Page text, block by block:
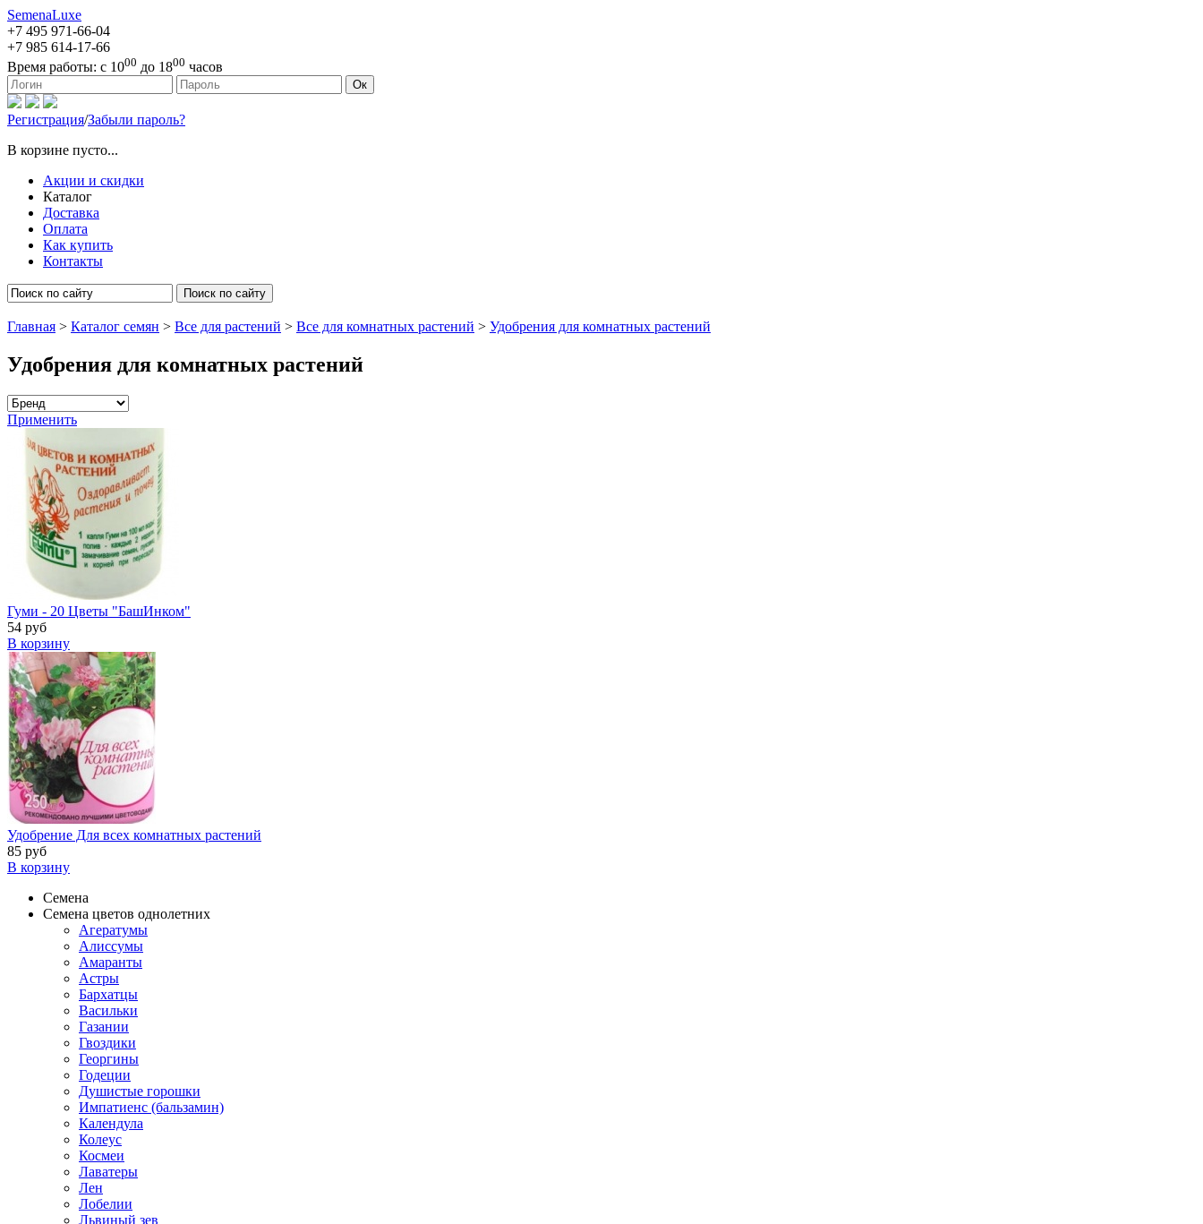
SemenaLuxe
+7 495 971-66-04
+7 985 614-17-66
Время работы: с 1000 до 1800 часов
127473, г. Москва, ул. Краснопролетарская, д. 16, стр. 1 Ок
Регистрация/Забыли пароль?
В корзине пусто...
Акции и скидки
Каталог
Доставка
Оплата
Как купить
Контакты
Поиск по сайту
Главная > Каталог семян > Все для растений > Все для комнатных растений > Удобрения для комнатных растений
Удобрения для комнатных растений
Применить
Гуми - 20 Цветы "БашИнком"
54 руб
В корзину
Удобрение Для всех комнатных растений
85 руб
В корзину
Семена
Семена цветов однолетних
Агератумы
Алиссумы
Амаранты
Астры
Бархатцы
Васильки
Газании
Гвоздики
Георгины
Годеции
Душистые горошки
Импатиенс (бальзамин)
Календула
Колеус
Космеи
Лаватеры
Лен
Лобелии
Львиный зев